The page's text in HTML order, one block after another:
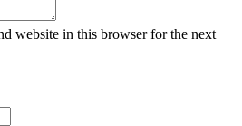
website in this browser for the next